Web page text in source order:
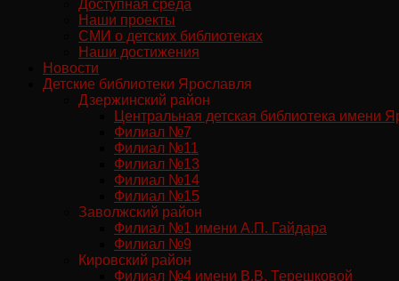
Доступная среда
Наши проекты
СМИ о детских библиотеках
Наши достижения
Новости
Детские библиотеки Ярославля
Дзержинский район
Центральная детская библиотека имени
Филиал №7
Филиал №11
Филиал №13
Филиал №14
Филиал №15
Заволжский район
Филиал №1 имени А.П. Гайдара
Филиал №9
Кировский район
Филиал №4 имени В.В. Терешковой